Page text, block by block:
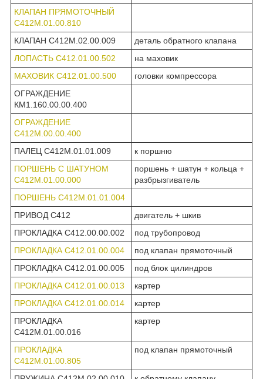
КЛАПАН ПРЯМОТОЧНЫЙ
С412М.01.00.810
КЛАПАН С412М.02.00.009
деталь обратного клапана
ЛОПАСТЬ С412.01.00.502
на маховик
МАХОВИК С412.01.00.500
головки компрессора
ОГРАЖДЕНИЕ
КМ1.160.00.00.400
ОГРАЖДЕНИЕ
С412М.00.00.400
ПАЛЕЦ С412М.01.01.009
к поршню
ПОРШЕНЬ С ШАТУНОМ
С412М.01.00.000
поршень + шатун + кольца +
разбрызгиватель
ПОРШЕНЬ С412М.01.01.004
ПРИВОД С412
двигатель + шкив
ПРОКЛАДКА С412.00.00.002
под трубопровод
ПРОКЛАДКА С412.01.00.004
под клапан прямоточный
ПРОКЛАДКА С412.01.00.005
под блок цилиндров
ПРОКЛАДКА С412.01.00.013
картер
ПРОКЛАДКА С412.01.00.014
картер
ПРОКЛАДКА
С412М.01.00.016
картер
ПРОКЛАДКА
С412М.01.00.805
под клапан прямоточный